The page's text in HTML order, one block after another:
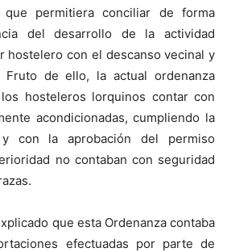
que permitiera conciliar de forma
del desarrollo de la actividad
hostelero con el descanso vecinal y
Fruto de ello, la actual ordenanza
hosteleros lorquinos contar con
acondicionadas, cumpliendo la
y con la aprobación del permiso
no contaban con seguridad
que esta Ordenanza contaba
efectuadas por parte de